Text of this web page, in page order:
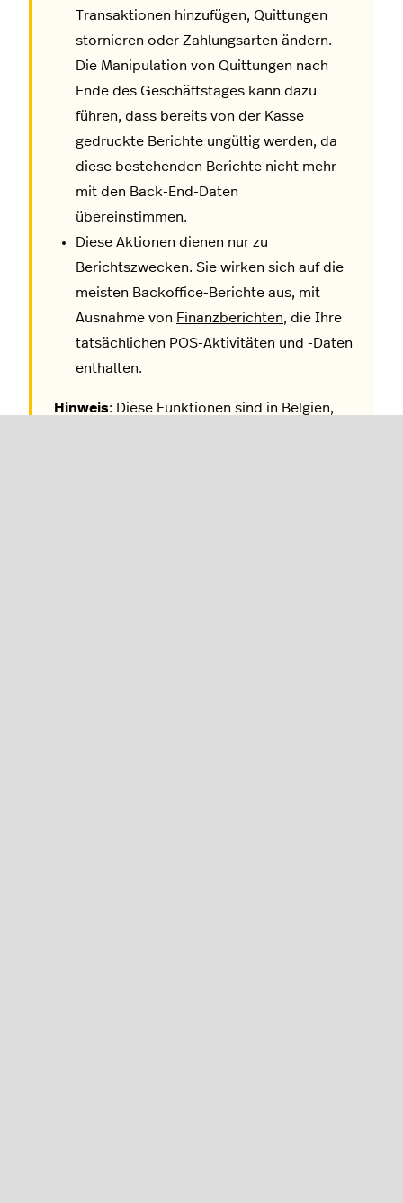
Transaktionen hinzufügen, Quittungen
stornieren oder Zahlungsarten ändern.
Die Manipulation von Quittungen nach
Ende des Geschäftstages kann dazu
führen, dass bereits von der Kasse
gedruckte Berichte ungültig werden, da
diese bestehenden Berichte nicht mehr
mit den Back-End-Daten
übereinstimmen.
Diese Aktionen dienen nur zu
Berichtszwecken. Sie wirken sich auf die
meisten Backoffice-Berichte aus, mit
Ausnahme von Finanzberichten, die Ihre
tatsächlichen POS-Aktivitäten und -Daten
enthalten.
Hinweis: Diese Funktionen sind in Belgien,